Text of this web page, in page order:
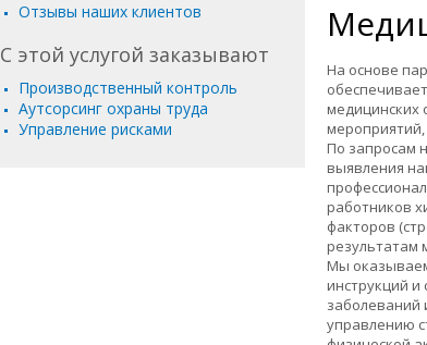
Отзывы наших клиентов
С этой услугой заказывают
Производственный контроль
Аутсорсинг охраны труда
Управление рисками
На основе
медицинских
По запросам
выявления
работников
факторов
результатам
Мы
инструкций
заболеваний
управлению